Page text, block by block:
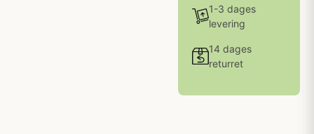
1-3 dages
levering
14 dages
returret